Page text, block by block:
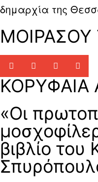
δημαρχία της
ΜΟΙΡΑΣΟΥ
ΚΟΡΥΦΑΙΑ
«Οι
βιβλίο του